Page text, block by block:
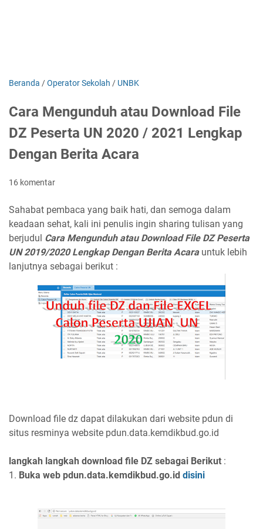
Beranda /Operator Sekolah / UNBK
Cara Mengunduh atau Download File
DZ Peserta UN 2020 / 2021 Lengkap
Dengan Berita Acara
16 komentar
Sahabat pembaca yang baik hati, dan semoga dalam
keadaan sehat, kali ini penulis ingin sharing tulisan yang
berjudul Cara Mengunduh atau Download File DZ Peserta
UN 2019/2020 Lengkap Dengan Berita Acara untuk lebih
lanjutnya sebagai berikut :
Download file dz dapat dilakukan dari website pdun di
situs resminya website pdun.data.kemdikbud.go.id
langkah langkah download file DZ sebagai Berikut :
1. Buka web pdun.data.kemdikbud.go.id disini